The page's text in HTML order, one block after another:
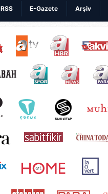
RSS E-Gazete Arşiv